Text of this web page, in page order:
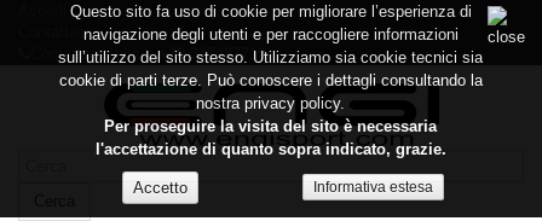
Contattaci
Contattaci subito:+39 337487719
Questo sito fa uso di cookie per migliorare l’esperienza di
navigazione degli utenti e per raccogliere informazioni
sull’utilizzo del sito stesso. Utilizziamo sia cookie tecnici sia
cookie di parti terze. Può conoscere i dettagli consultando la
nostra privacy policy.
Per proseguire la visita del sito è necessaria
l'accettazione di quanto sopra indicato, grazie.
Informativa estesa